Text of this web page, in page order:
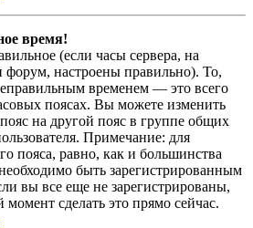
время!
(если часы сервера, на
форум, настроены правильно). То,
временем — это всего
поясах. Вы можете изменить
на другой пояс в группе общих
Примечание: для
пояса, равно, как и большинства
быть зарегистрированным
вы все еще не зарегистрированы,
момент сделать это прямо сейчас.